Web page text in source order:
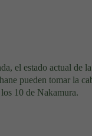
el estado actual de
pueden tomar la
10 de Nakamura.